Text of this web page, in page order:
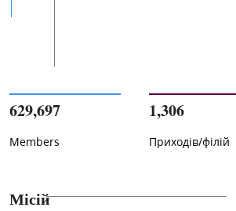
629,697
Members
1,306
Приходів/філій
Місій